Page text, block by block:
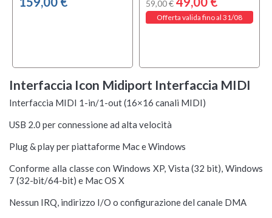
59,00 €
Offerta valida fino al 31/08
Interfaccia Icon Midiport Interfaccia MIDI
Interfaccia MIDI 1-in/1-out (16×16 canali MIDI)
USB 2.0 per connessione ad alta velocità
Plug & play per piattaforme Mac e Windows
Conforme alla classe con Windows XP, Vista (32 bit), Windows
7 (32-bit/64-bit) e Mac OS X
Nessun IRQ, indirizzo I/O o configurazione del canale DMA